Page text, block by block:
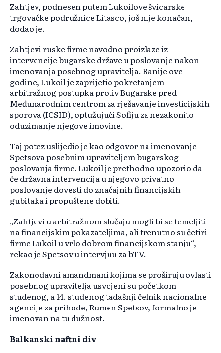
Zahtjev, podnesen putem Lukoilove švicarske
trgovačke podružnice Litasco, još nije konačan,
dodao je.
Zahtjevi ruske firme navodno proizlaze iz
intervencije bugarske države u poslovanje nakon
imenovanja posebnog upravitelja. Ranije ove
godine, Lukoil je zaprijetio pokretanjem
arbitražnog postupka protiv Bugarske pred
Međunarodnim centrom za rješavanje investicijskih
sporova (ICSID), optužujući Sofiju za nezakonito
oduzimanje njegove imovine.
Taj potez uslijedio je kao odgovor na imenovanje
Spetsova posebnim upraviteljem bugarskog
poslovanja firme. Lukoil je prethodno upozorio da
će državna intervencija u njegovo privatno
poslovanje dovesti do značajnih financijskih
gubitaka i propuštene dobiti.
„Zahtjevi u arbitražnom slučaju mogli bi se temeljiti
na financijskim pokazateljima, ali trenutno su četiri
firme Lukoil u vrlo dobrom financijskom stanju“,
rekao je Spetsov u intervjuu za bTV.
Zakonodavni amandmani kojima se proširuju ovlasti
posebnog upravitelja usvojeni su početkom
studenog, a 14. studenog tadašnji čelnik nacionalne
agencije za prihode, Rumen Spetsov, formalno je
imenovan na tu dužnost.
Balkanski naftni div